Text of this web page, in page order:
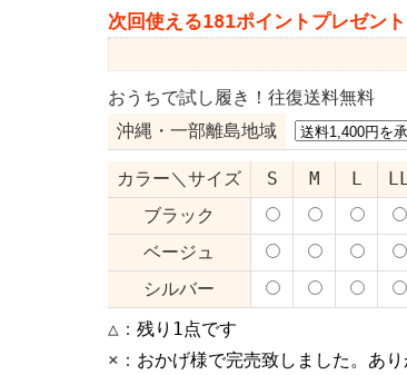
次回使える181ポイントプレゼント
おうちで試し履き！往復送料無料
沖縄・一部離島地域
カラー＼サイズ S M L
ブラック
ベージュ
シルバー
△： 残り1点です
×： おかげ様で完売致しました。あり